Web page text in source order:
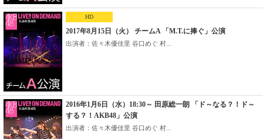
HD
2017年8月15日（火） チームA 「M.T.に捧ぐ」公演
出演者：佐々木優佳里 谷口めぐ 村...
2016年1月6日（水）18:30～ 田原総一朗 「ド～なる？！ド～
する？！AKB48」公演
出演者：佐々木優佳里 谷口めぐ 村...